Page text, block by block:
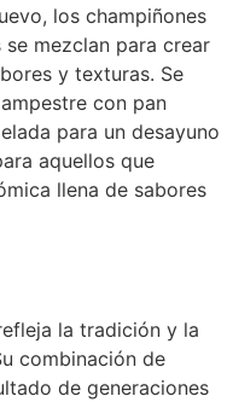
los champiñones
mezclan para crear
y texturas. Se
con pan
para un desayuno
aquellos que
llena de sabores
la tradición y la
combinación de
de generaciones